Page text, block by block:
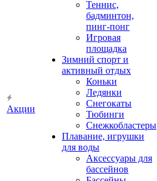
Акции
Теннис,
бадминтон,
пинг-понг
Игровая
площадка
Зимний спорт и
активный отдых
Коньки
Ледянки
Снегокаты
Тюбинги
Снежкобластеры
Плавание, игрушки
для воды
Аксессуары для
бассейнов